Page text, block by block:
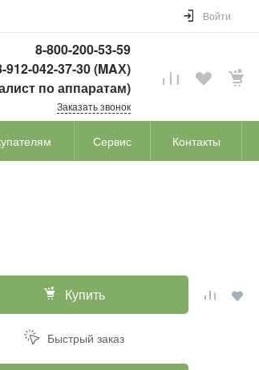
Войти
8-800-200-53-59
912-042-37-30 (MAХ)
по аппаратам)
Заказать звонок
Сервис Контакты
Купить
Быстрый заказ